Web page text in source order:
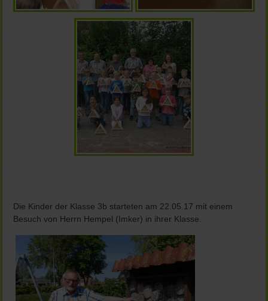
Die Kinder der Klasse 3b starteten am 22.05.17 mit einem
Besuch von Herrn Hempel (Imker) in ihrer Klasse.